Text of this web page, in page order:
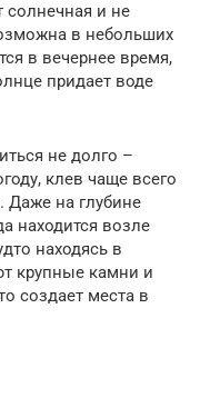
солнечная и не
в небольших
в вечернее время,
придает воде
не долго –
клев чаще всего
Даже на глубине
находится возле
находясь в
крупные камни и
создает места в